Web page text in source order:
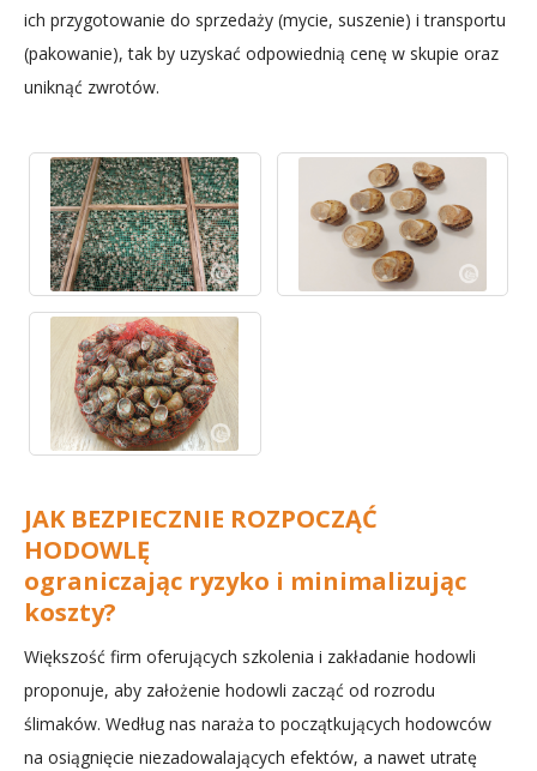
ich przygotowanie do sprzedaży (mycie, suszenie) i transportu
(pakowanie), tak by uzyskać odpowiednią cenę w skupie oraz
uniknąć zwrotów.
JAK BEZPIECZNIE ROZPOCZĄĆ
HODOWLĘ
ograniczając ryzyko i minimalizując
koszty?
Większość firm oferujących szkolenia i zakładanie hodowli
proponuje, aby założenie hodowli zacząć od rozrodu
ślimaków. Według nas naraża to początkujących hodowców
na osiągnięcie niezadowalających efektów, a nawet utratę